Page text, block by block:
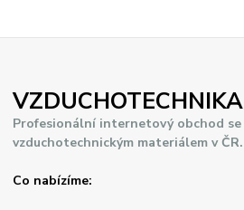
VZDUCHOTECHNIKA
Profesionální internetový obchod se
vzduchotechnickým materiálem v ČR.
Co nabízíme: